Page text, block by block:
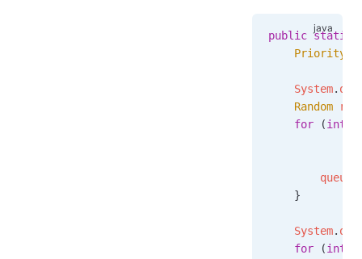
public static
    System
. out
    Random
    for
(int
        queue1
    }
    System
. out
    for
(int